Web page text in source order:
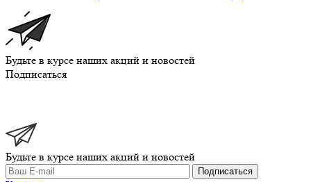
Будьте в курсе наших акций и новостей
Подписаться
Будьте в курсе наших акций и новостей
Подписаться